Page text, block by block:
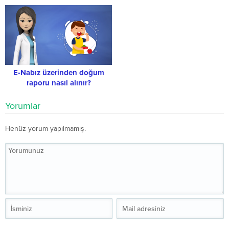
E-Nabız üzerinden doğum
raporu nasıl alınır?
Yorumlar
Henüz yorum yapılmamış.